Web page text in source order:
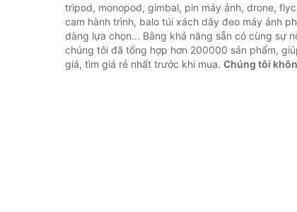
tripod, monopod, gimbal, pin máy ảnh, drone,
cam hành trình, balo túi xách dây đeo máy ảnh
dàng lựa chọn... Bằng khả năng sẵn có cùng sự
chúng tôi đã tổng hợp hơn 200000 sản phẩm,
giá, tìm giá rẻ nhất trước khi mua. Chúng tôi